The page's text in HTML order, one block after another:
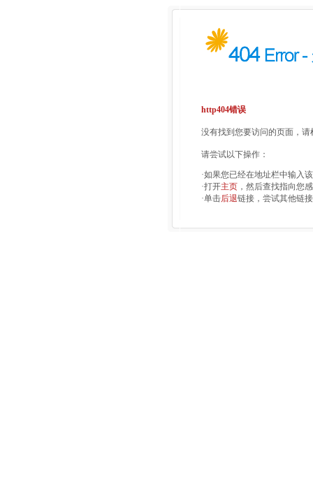
http404错误
没有找到您要访问的页面，
请尝试以下操作：
·如果您已经在地址栏中输入
·打开主页 ，然后查找指向您
·单击后退链接，尝试其他链